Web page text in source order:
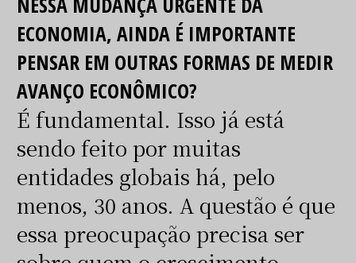
ECONOMIA, AINDA É IMPORTANTE
PENSAR EM OUTRAS FORMAS DE MEDIR
AVANÇO ECONÔMICO?
É fundamental. Isso já está
sendo feito por muitas
entidades globais há, pelo
menos, 30 anos. A questão é que
essa preocupação precisa ser